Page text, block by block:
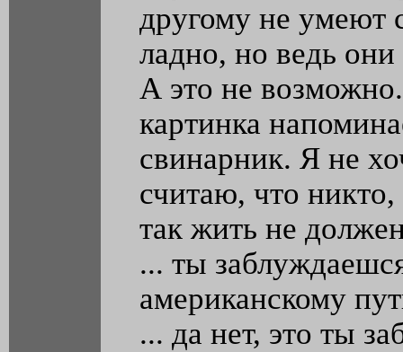
другому не умеют
ладно, но ведь
А это не
картинка
свинарник. Я не
считаю, что
так жить не
... ты
американскому
... да нет, это ты